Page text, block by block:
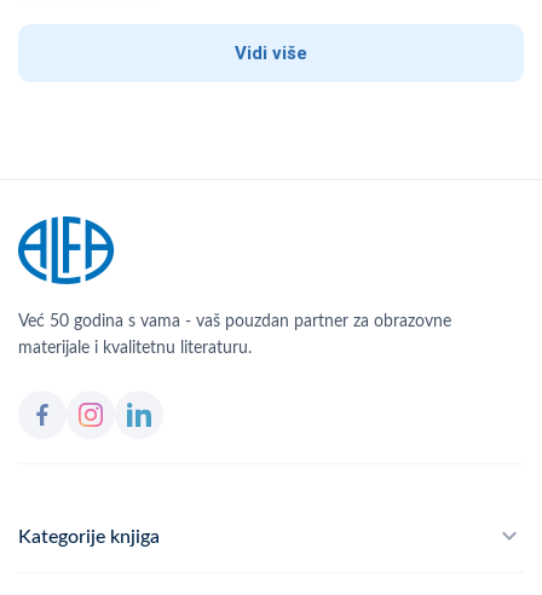
Vidi više
Već 50 godina s vama - vaš pouzdan partner za obrazovne
materijale i kvalitetnu literaturu.
Kategorije knjiga